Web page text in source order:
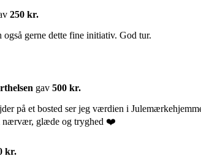
250 kr.
også gerne dette fine initiativ. God tur.
gav 500 kr.
på et bosted ser jeg værdien i
nærvær, glæde og tryghed ❤️
kr.